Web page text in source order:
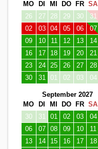
MO
DI MI DO FR SA
26
27 28 29 30 31
02
03 04 05 06 07
09
10 11 12 13 14
16
17 18 19 20 21
23
24 25 26 27 28
30
31 01 02 03 04
September 2027
MO
DI MI DO FR SA
30
31 01 02 03 04
06
07 08 09 10 11
13
14 15 16 17 18